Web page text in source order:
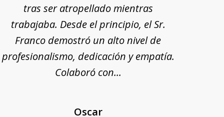
tras ser atropellado mientras
trabajaba. Desde el principio, el Sr.
Franco demostró un alto nivel de
profesionalismo, dedicación y empatía.
Colaboró con...
Oscar